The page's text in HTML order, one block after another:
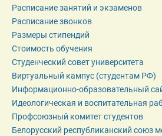
Расписание занятий и экзаменов
Расписание звонков
Размеры стипендий
Стоимость обучения
Студенческий совет университета
Виртуальный кампус (студентам РФ)
Информационно-образовательный
Идеологическая и воспитательная
Профсоюзный комитет студентов
Белорусский республиканский союз